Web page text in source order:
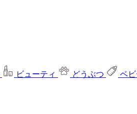
ビューティ どうぶつ ベ